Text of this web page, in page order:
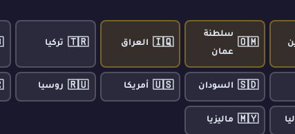
🇴🇲
سلطنة
عمان
🇮🇶 العراق 🇹🇷 تركيا
🇸🇩 السودان 🇺🇸 أمريكا 🇷🇺 روسيا
🇲🇾 ماليزيا